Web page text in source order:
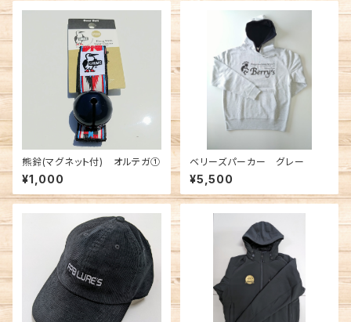
熊鈴(マグネット付) オルテガ①
¥1,000
ベリーズパーカー グレー
¥5,500